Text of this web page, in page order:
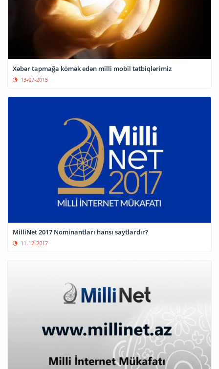
Xəbər tapmağa kömək edən milli mobil tətbiqlərimiz
13-07-2015
MilliNet 2017 Nominantları hansı saytlardır?
11-12-2017